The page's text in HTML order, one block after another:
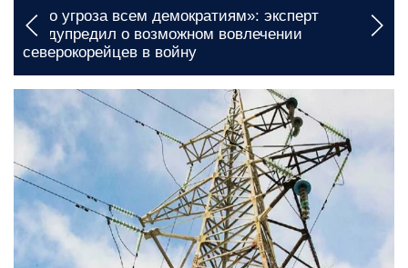
«Это угроза всем демократиям»: эксперт
предупредил о возможном вовлечении
северокорейцев в войну
19 января, 11:48